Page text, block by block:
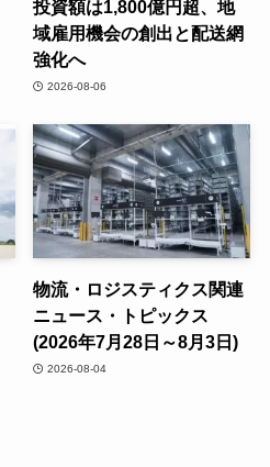
投資額は1,800億円超、地
域雇用機会の創出と配送網
強化へ
2026-08-06
物流・ロジスティクス関連
ニュース・トピックス
(2026年7月28日～8月3日)
2026-08-04